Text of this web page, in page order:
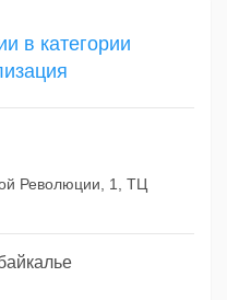
в категории
Революции, 1, ТЦ